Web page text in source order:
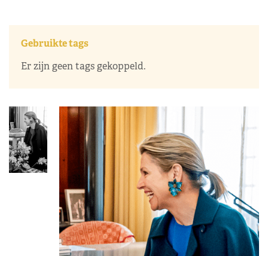
Gebruikte tags
Er zijn geen tags gekoppeld.